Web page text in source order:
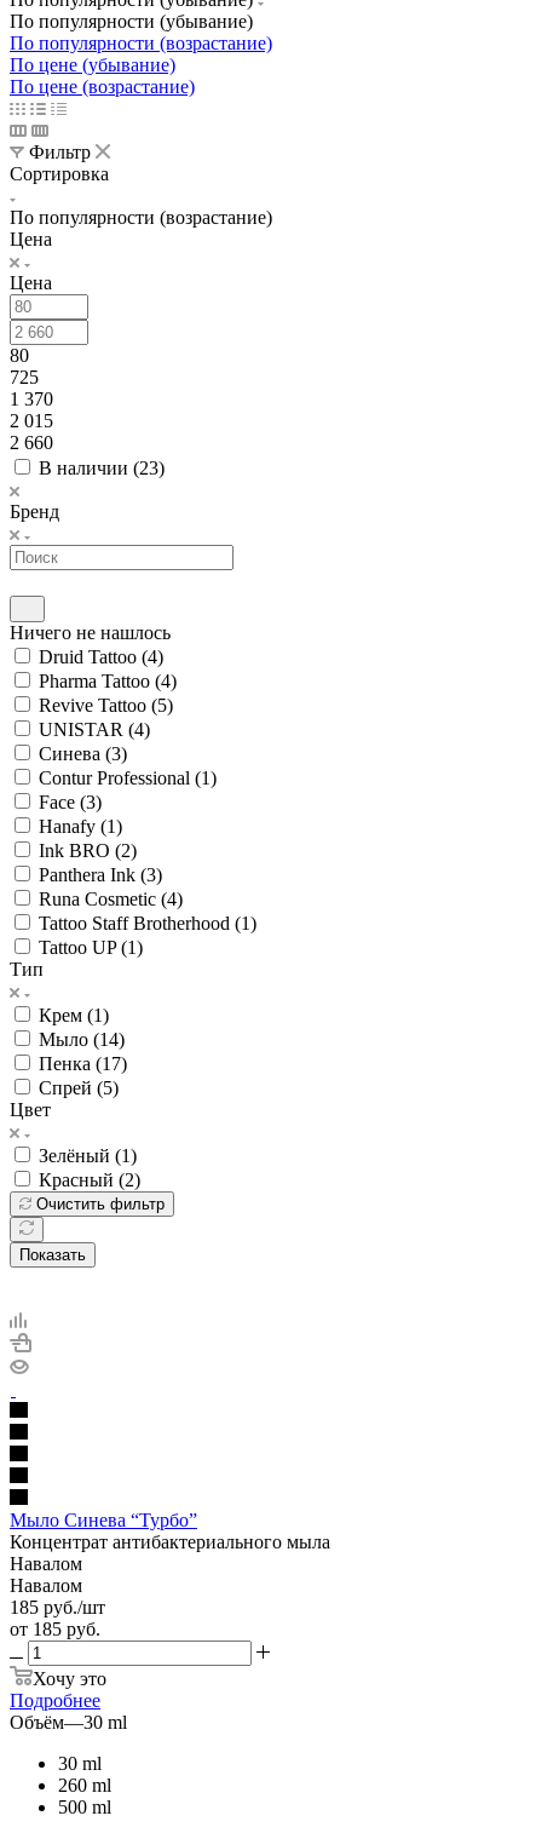
По популярности (убывание)
По популярности (возрастание)
По цене (убывание)
По цене (возрастание)
Фильтр
Сортировка
По популярности (возрастание)
Цена
Цена
80
725
1 370
2 015
2 660
В наличии (23)
Бренд
Ничего не нашлось
Druid Tattoo (4)
Pharma Tattoo (4)
Revive Tattoo (5)
UNISTAR (4)
Синева (3)
Contur Professional (1)
Face (3)
Hanafy (1)
Ink BRO (2)
Panthera Ink (3)
Runa Cosmetic (4)
Tattoo Staff Brotherhood (1)
Tattoo UP (1)
Тип
Крем (1)
Мыло (14)
Пенка (17)
Спрей (5)
Цвет
Зелёный (1)
Красный (2)
Очистить фильтр
Показать
Мыло Синева “Турбо”
Концентрат антибактериального мыла
Навалом
Навалом
185 руб./шт
от 185 руб.
Хочу это
Подробнее
Объём—30 ml
30 ml
260 ml
500 ml